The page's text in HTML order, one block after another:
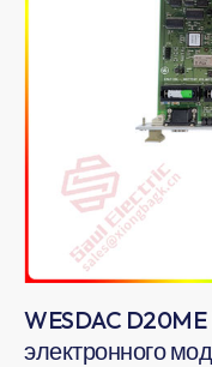
WESDAC
электронного